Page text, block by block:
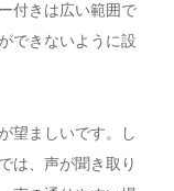
付きは広い範囲で
できないように設
望ましいです。し
は、声が聞き取り